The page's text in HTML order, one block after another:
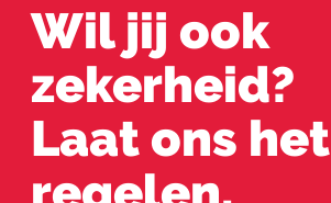
Wil jij ook
zekerheid?
Laat ons het